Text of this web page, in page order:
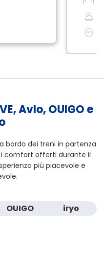
Avlo, OUIGO e
bordo dei treni in partenza
i comfort offerti durante il
più piacevole e
OUIGO iryo